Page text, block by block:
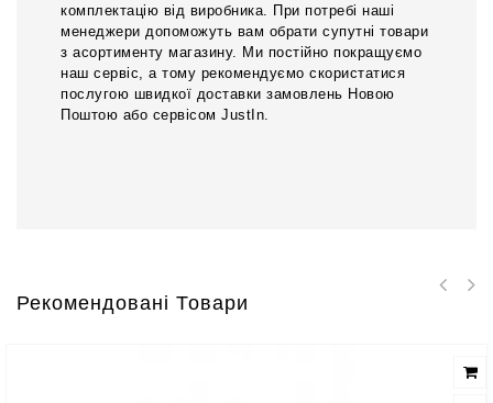
комплектацію від виробника. При потребі наші
менеджери допоможуть вам обрати супутні товари
з асортименту магазину. Ми постійно покращуємо
наш сервіс, а тому рекомендуємо скористатися
послугою швидкої доставки замовлень Новою
Поштою або сервісом JustIn.
Рекомендовані Товари